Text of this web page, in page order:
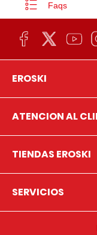
Faqs
EROSKI
ATENCION AL
TIENDAS EROSKI
SERVICIOS